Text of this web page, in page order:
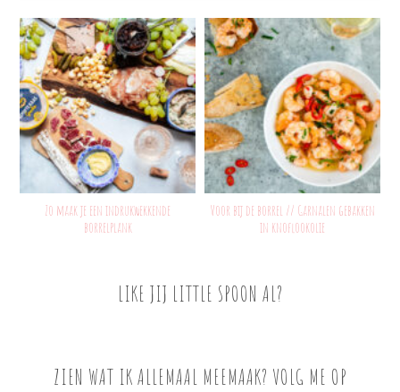
Zo maak je een indrukwekkende
borrelplank
Voor bij de borrel // Garnalen gebakken
in knoflookolie
LIKE JIJ LITTLE SPOON AL?
ZIEN WAT IK ALLEMAAL MEEMAAK? VOLG ME OP